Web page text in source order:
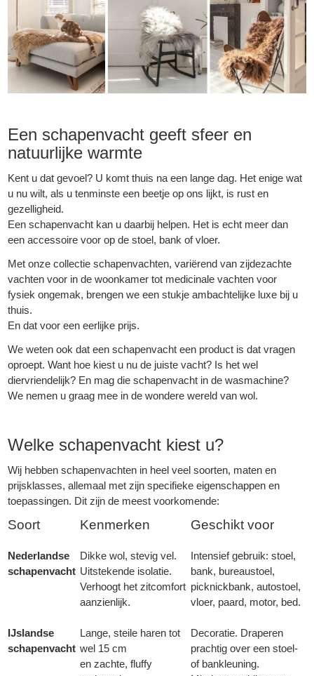
Een schapenvacht geeft sfeer en
natuurlijke warmte
Kent u dat gevoel? U komt thuis na een lange dag. Het enige wat
u nu wilt, als u tenminste een beetje op ons lijkt, is rust en
gezelligheid.
Een schapenvacht kan u daarbij helpen. Het is echt meer dan
een accessoire voor op de stoel, bank of vloer.
Met onze collectie schapenvachten, variërend van zijdezachte
vachten voor in de woonkamer tot medicinale vachten voor
fysiek ongemak, brengen we een stukje ambachtelijke luxe bij u
thuis.
En dat voor een eerlijke prijs.
We weten ook dat een schapenvacht een product is dat vragen
oproept. Want hoe kiest u nu de juiste vacht? Is het wel
diervriendelijk? En mag die schapenvacht in de wasmachine?
We nemen u graag mee in de wondere wereld van wol.
Welke schapenvacht kiest u?
Wij hebben schapenvachten in heel veel soorten, maten en
prijsklasses, allemaal met zijn specifieke eigenschappen en
toepassingen. Dit zijn de meest voorkomende:
Soort Kenmerken Geschikt voor
Nederlandse
schapenvacht
Dikke wol, stevig vel.
Uitstekende isolatie.
Verhoogt het zitcomfort
aanzienlijk.
Intensief gebruik: stoel,
bank, bureaustoel,
picknickbank, autostoel,
vloer, paard, motor, bed.
IJslandse
schapenvacht
Lange, steile haren tot
wel 15 cm
en zachte, fluffy
Decoratie. Draperen
prachtig over een stoel-
of bankleuning.